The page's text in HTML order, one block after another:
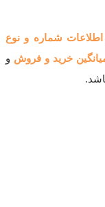
اطلاعات شماره و نوع
خرید و فروش و